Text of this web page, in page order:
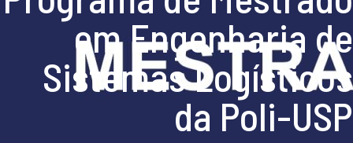
em Engenharia de
Sistemas Logísticos
da Poli-USP